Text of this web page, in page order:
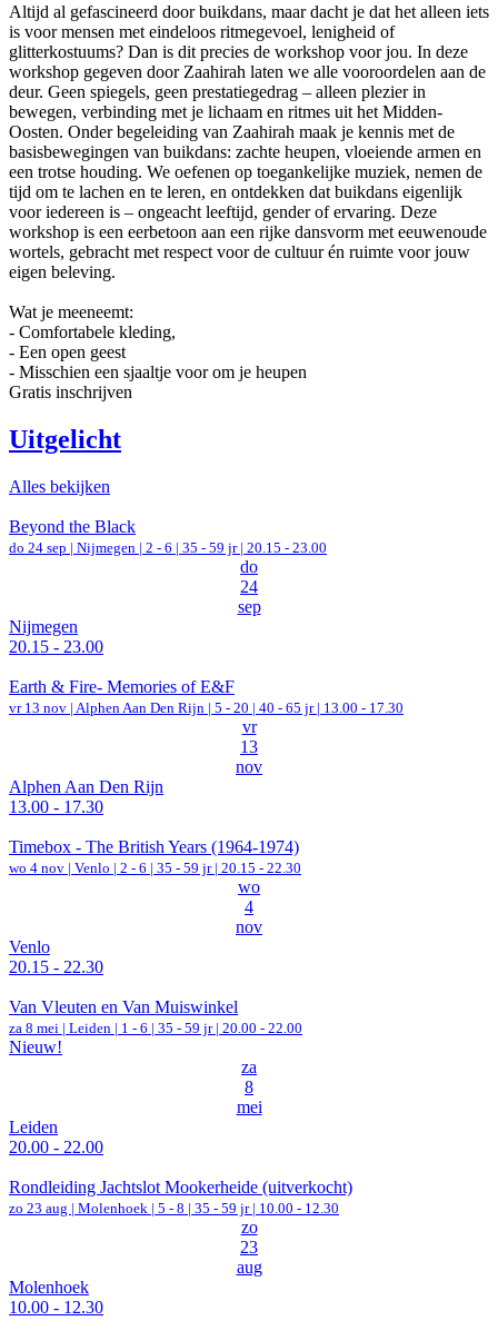
Altijd al gefascineerd door buikdans, maar dacht je dat het alleen iets
is voor mensen met eindeloos ritmegevoel, lenigheid of
glitterkostuums? Dan is dit precies de workshop voor jou. In deze
workshop gegeven door Zaahirah laten we alle vooroordelen aan de
deur. Geen spiegels, geen prestatiegedrag – alleen plezier in
bewegen, verbinding met je lichaam en ritmes uit het Midden-
Oosten. Onder begeleiding van Zaahirah maak je kennis met de
basisbewegingen van buikdans: zachte heupen, vloeiende armen en
een trotse houding. We oefenen op toegankelijke muziek, nemen de
tijd om te lachen en te leren, en ontdekken dat buikdans eigenlijk
voor iedereen is – ongeacht leeftijd, gender of ervaring. Deze
workshop is een eerbetoon aan een rijke dansvorm met eeuwenoude
wortels, gebracht met respect voor de cultuur én ruimte voor jouw
eigen beleving.
Wat je meeneemt:
- Comfortabele kleding,
- Een open geest
- Misschien een sjaaltje voor om je heupen
Gratis inschrijven
Uitgelicht
Alles bekijken
Beyond the Black
do 24 sep | Nijmegen | 2 - 6 | 35 - 59 jr | 20.15 - 23.00
do
24
sep
Nijmegen
20.15 - 23.00
Earth & Fire- Memories of E&F
vr 13 nov | Alphen Aan Den Rijn | 5 - 20 | 40 - 65 jr | 13.00 - 17.30
vr
13
nov
Alphen Aan Den Rijn
13.00 - 17.30
Timebox - The British Years (1964-1974)
wo 4 nov | Venlo | 2 - 6 | 35 - 59 jr | 20.15 - 22.30
wo
4
nov
Venlo
20.15 - 22.30
Van Vleuten en Van Muiswinkel
za 8 mei | Leiden | 1 - 6 | 35 - 59 jr | 20.00 - 22.00
Nieuw!
za
8
mei
Leiden
20.00 - 22.00
Rondleiding Jachtslot Mookerheide (uitverkocht)
zo 23 aug | Molenhoek | 5 - 8 | 35 - 59 jr | 10.00 - 12.30
zo
23
aug
Molenhoek
10.00 - 12.30